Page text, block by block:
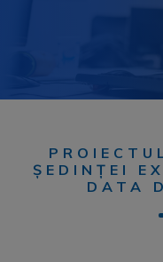
ȘEDINȚEI
DATA